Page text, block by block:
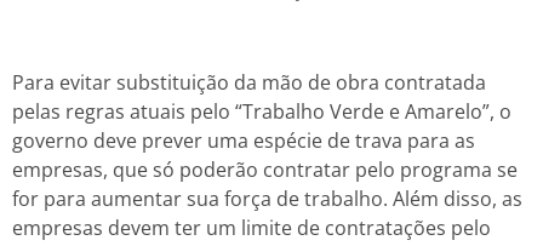
Para evitar substituição da mão de obra contratada
pelas regras atuais pelo “Trabalho Verde e Amarelo”, o
governo deve prever uma espécie de trava para as
empresas, que só poderão contratar pelo programa se
for para aumentar sua força de trabalho. Além disso, as
empresas devem ter um limite de contratações pelo